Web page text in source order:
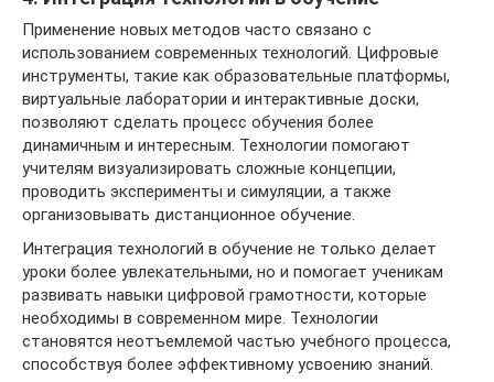
Применение новых методов часто связано с
использованием современных технологий. Цифровые
инструменты, такие как образовательные платформы,
виртуальные лаборатории и интерактивные доски,
позволяют сделать процесс обучения более
динамичным и интересным. Технологии помогают
учителям визуализировать сложные концепции,
проводить эксперименты и симуляции, а также
организовывать дистанционное обучение.
Интеграция технологий в обучение не только делает
уроки более увлекательными, но и помогает ученикам
развивать навыки цифровой грамотности, которые
необходимы в современном мире. Технологии
становятся неотъемлемой частью учебного процесса,
способствуя более эффективному усвоению знаний.